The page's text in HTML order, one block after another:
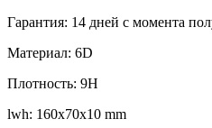
Гарантия: 14 дней с момента
Материал: 6D
Плотность: 9H
lwh: 160x70x10 mm